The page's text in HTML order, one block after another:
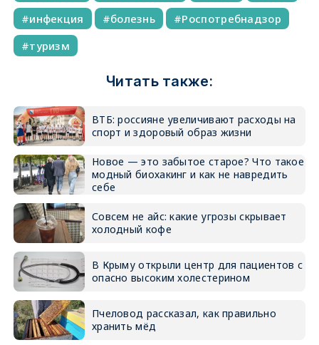
инфекция
болезнь
Роспотребнадзор
туризм
Читать также:
ВТБ: россияне увеличивают расходы на
спорт и здоровый образ жизни
Новое — это забытое старое? Что такое
модный биохакинг и как не навредить
себе
Совсем не айс: какие угрозы скрывает
холодный кофе
В Крыму открыли центр для пациентов с
опасно высоким холестерином
Пчеловод рассказал, как правильно
хранить мёд